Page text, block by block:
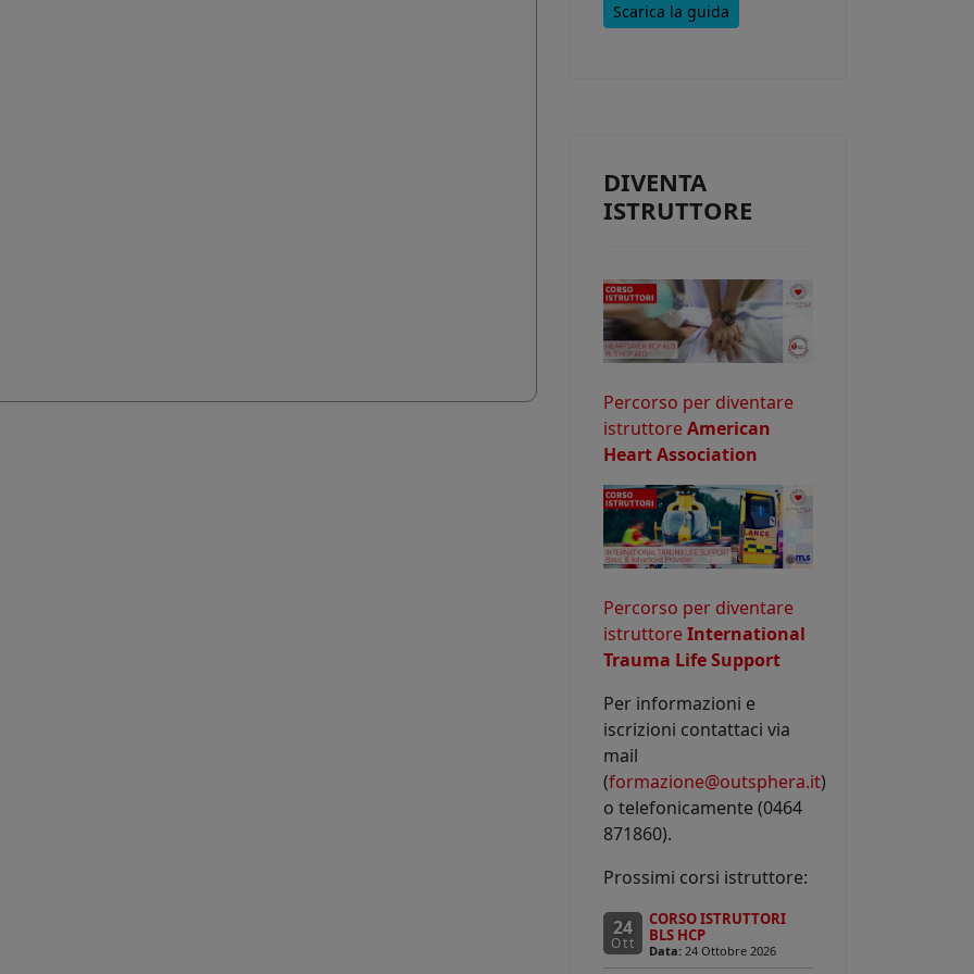
Scarica la guida
DIVENTA
ISTRUTTORE
Percorso per diventare
istruttoreAmerican
Heart Association
Percorso per diventare
istruttoreInternational
Trauma Life Support
Per informazioni e
iscrizioni contattaci via
mail
(formazione@outsphera.it)
o telefonicamente (0464
871860).
Prossimi corsi istruttore:
24
Ott
CORSO ISTRUTTORI
BLS HCP
Data: 24 Ottobre 2026